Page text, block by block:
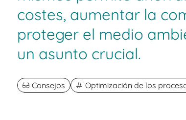
costes, aumentar la
proteger el medio
un asunto crucial.
Consejos Optimización de los